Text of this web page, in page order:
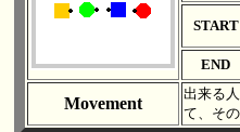
START
END
Movement
出来る
て、そ